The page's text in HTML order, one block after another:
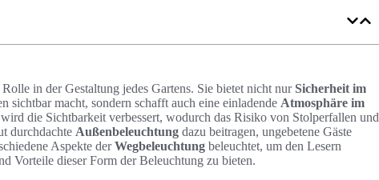
in der Gestaltung jedes Gartens. Sie bietet nicht nurSicherheit im
sichtbar macht, sondern schafft auch eine einladende Atmosphäre im
wird die Sichtbarkeit verbessert, wodurch das Risiko von Stolperfallen und
durchdachte Außenbeleuchtung dazu beitragen, ungebetene Gäste
Aspekte derWegbeleuchtung beleuchtet, um den Lesern
Vorteile dieser Form der Beleuchtung zu bieten.